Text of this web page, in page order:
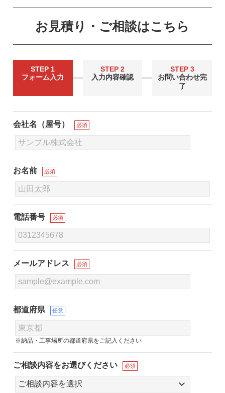
お見積り・ご相談はこちら
STEP 1
フォーム入力
STEP 2
入力内容確認
STEP 3
お問い合わせ完
了
会社名（屋号） 必須
お名前 必須
電話番号 必須
メールアドレス 必須
都道府県 任意
※納品・工事場所の都道府県をご記入ください
ご相談内容をお選びください 必須